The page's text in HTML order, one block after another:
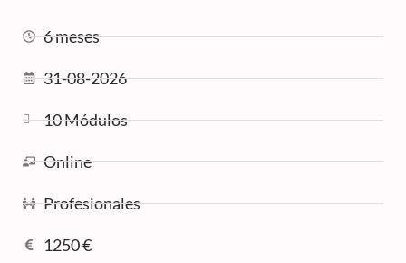
6 meses
31-08-2026
10 Módulos
Online
Profesionales
1250 €